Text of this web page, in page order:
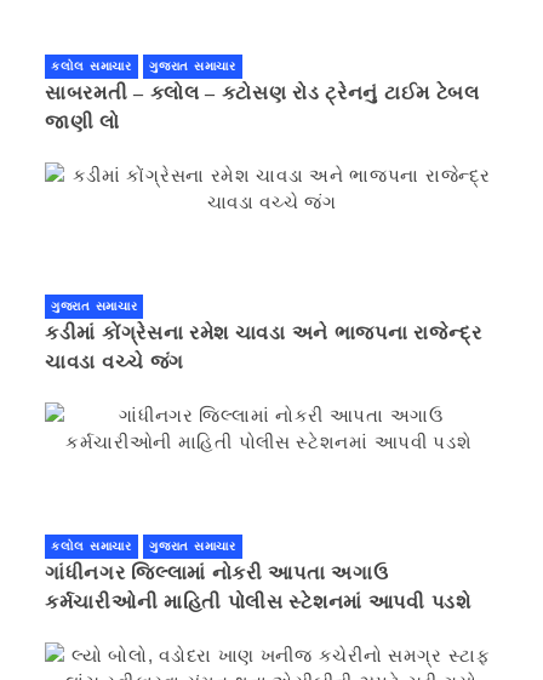
કલોલ સમાચાર ગુજરાત સમાચાર
સાબરમતી – કલોલ – કટોસણ રોડ ટ્રેનનું ટાઈમ ટેબલ
જાણી લો
ગુજરાત સમાચાર
કડીમાં કોંગ્રેસના રમેશ ચાવડા અને ભાજપના રાજેન્દ્ર
ચાવડા વચ્ચે જંગ
કલોલ સમાચાર ગુજરાત સમાચાર
ગાંધીનગર જિલ્લામાં નોકરી આપતા અગાઉ
કર્મચારીઓની માહિતી પોલીસ સ્ટેશનમાં આપવી પડશે